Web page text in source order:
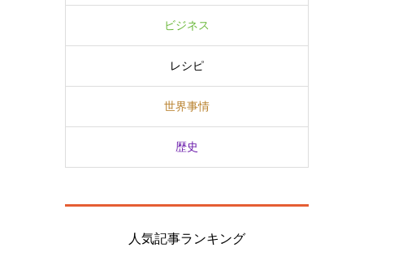
ビジネス
レシピ
世界事情
歴史
人気記事ランキング